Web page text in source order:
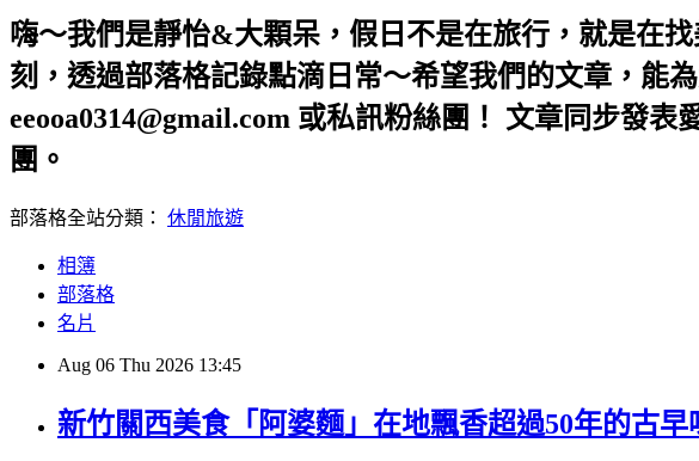
嗨～我們是靜怡&大顆呆，假日不是在旅行，就是在
刻，透過部落格記錄點滴日常～希望我們的文章，能
eeooa0314@gmail.com 或私訊粉絲團！ 文章同步發
團。
部落格全站分類： 休閒旅遊
相簿
部落格
名片
Aug 06 Thu 2026 13:45
新竹關西美食「阿婆麵」在地飄香超過50年的古